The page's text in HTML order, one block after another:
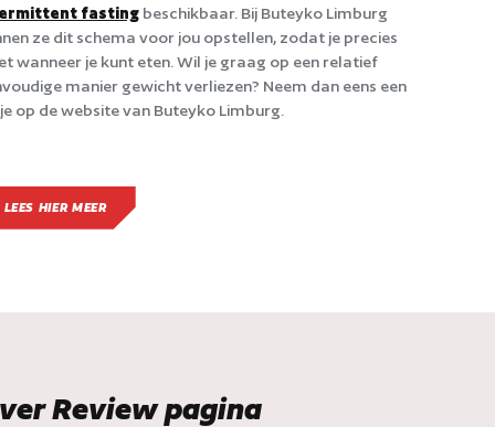
fastingbeschikbaar. Bij Buteyko Limburg
ze dit schema voor jou opstellen, zodat je precies
wanneer je kunt eten. Wil je graag op een relatief
manier gewicht verliezen? Neem dan eens een
op de website van Buteyko Limburg.
LEES HIER MEER
Review pagina